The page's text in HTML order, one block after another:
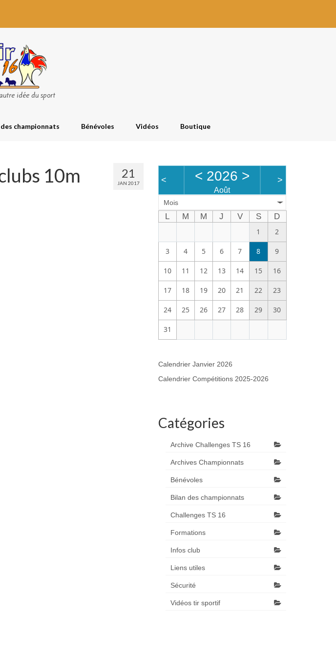
idée du sport
championnats Bénévoles Vidéos Boutique
21
JAN 2017
10m < < 2026 >
Août
>
Mois
L M M J V S
D
1
2
3 4 5 6 7 8 9
10 11 12 13 14 15 16
17 18 19 20 21 22 23
24 25 26 27 28 29 30
31
Calendrier Janvier 2026
Calendrier Compétitions 2025-2026
Catégories
Archive Challenges TS 16
Archives Championnats
Bénévoles
Bilan des championnats
Challenges TS 16
Formations
Infos club
Liens utiles
Sécurité
Vidéos tir sportif